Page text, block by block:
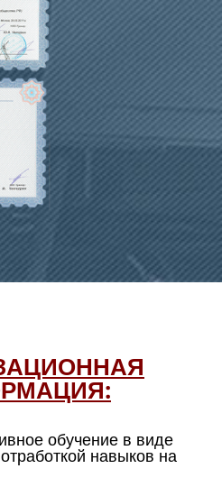
обучение в виде
навыков на